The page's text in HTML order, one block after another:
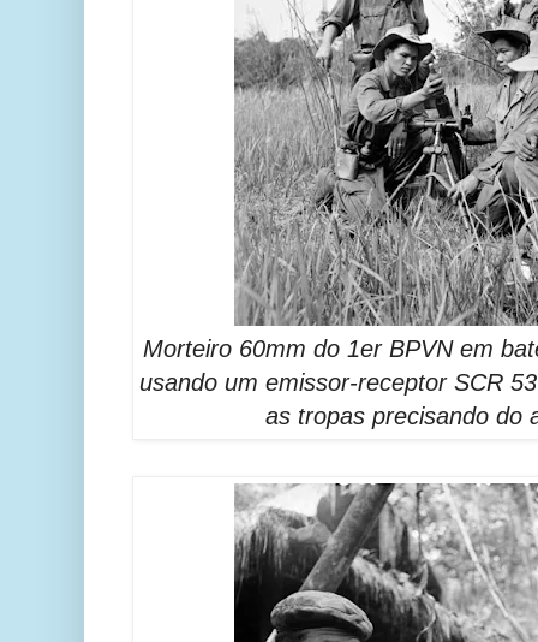
Morteiro 60mm do 1er BPVN em
usando um emissor-receptor SCR
as tropas precisando do